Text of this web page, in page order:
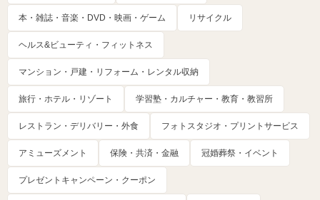
本・雑誌・音楽・DVD・映画・ゲーム リサイクル
ヘルス&ビューティ・フィットネス
マンション・戸建・リフォーム・レンタル収納
旅行・ホテル・リゾート 学習塾・カルチャー・教育・教習所
レストラン・デリバリー・外食 フォトスタジオ・プリントサービス
アミューズメント 保険・共済・金融 冠婚葬祭・イベント
プレゼントキャンペーン・クーポン